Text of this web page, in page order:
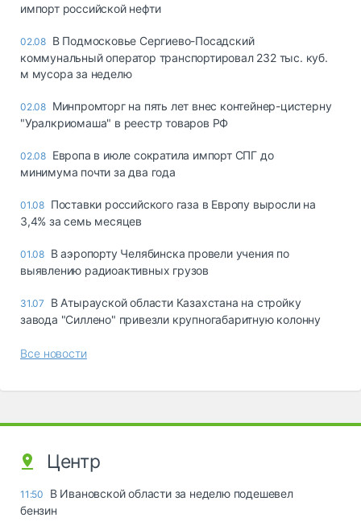
импорт российской нефти
02.08 В Подмосковье Сергиево-Посадский
коммунальный оператор транспортировал 232 тыс. куб.
м мусора за неделю
02.08 Минпромторг на пять лет внес контейнер-цистерну
"Уралкриомаша" в реестр товаров РФ
02.08 Европа в июле сократила импорт СПГ до
минимума почти за два года
01.08 Поставки российского газа в Европу выросли на
3,4% за семь месяцев
01.08 В аэропорту Челябинска провели учения по
выявлению радиоактивных грузов
31.07
В Атырауской области Казахстана на стройку
завода "Силлено" привезли крупногабаритную колонну
Все новости
Центр
11:50
В Ивановской области за неделю подешевел
бензин